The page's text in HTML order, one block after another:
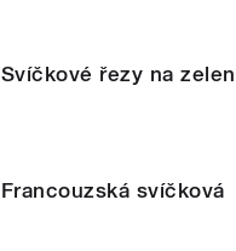
Svíčkové řezy na
Francouzská svíčková